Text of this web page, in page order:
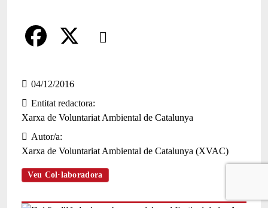
Comparteix
a
c
b
o
04/12/2016
Entitat redactora
Xarxa de Voluntariat Ambiental de Catalunya
Autor/a
Xarxa de Voluntariat Ambiental de Catalunya (XVAC)
Veu Col·laboradora